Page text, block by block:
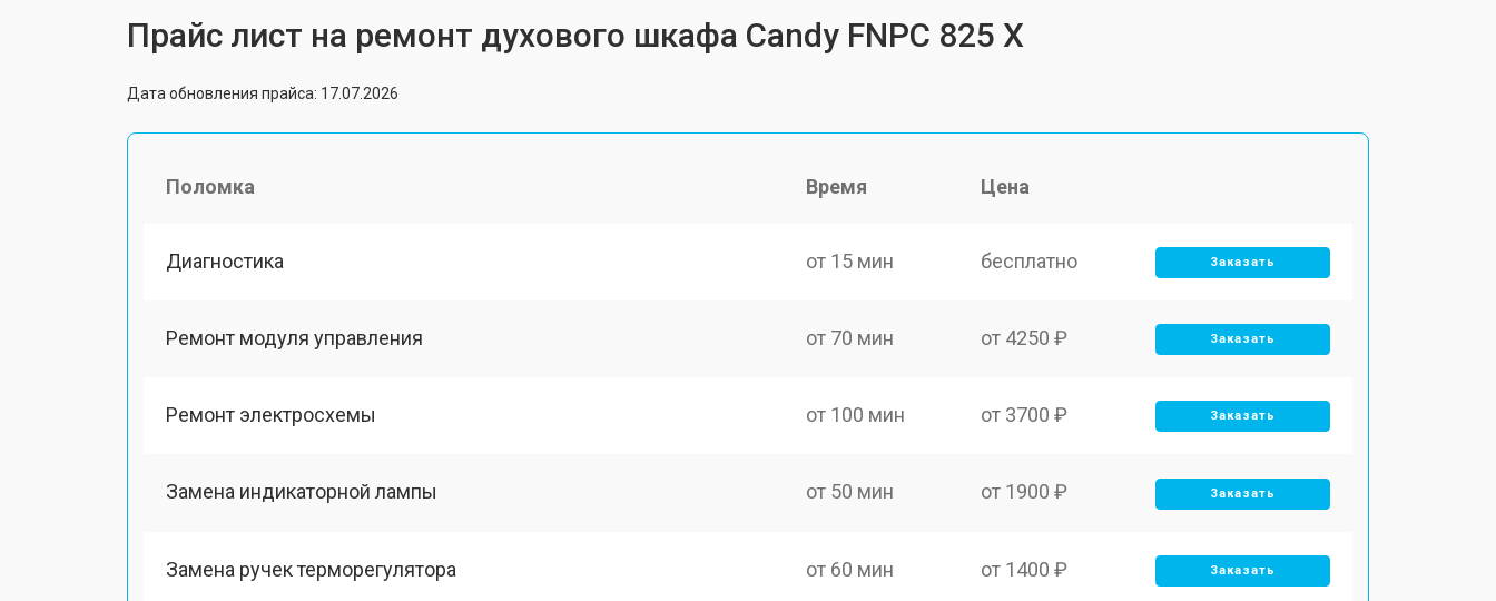
Прайс лист на ремонт духового шкафа Candy FNPC 825 X
Дата обновления прайса: 17.07.2026
Поломка Время Цена
Диагностика от 15 мин бесплатно Заказать
Ремонт модуля управления от 70 мин от 4250 ₽ Заказать
Ремонт электросхемы от 100 мин от 3700 ₽ Заказать
Замена индикаторной лампы от 50 мин от 1900 ₽ Заказать
Замена ручек терморегулятора от 60 мин от 1400 ₽ Заказать